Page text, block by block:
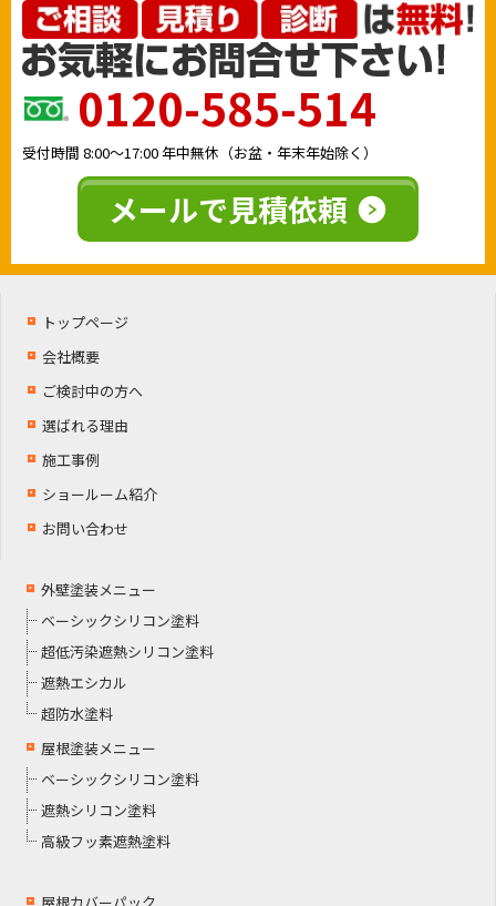
0120-585-514
受付時間 8:00〜17:00年中無休（お盆・年末年始除く）
メールで見積依頼
トップページ
会社概要
ご検討中の方へ
選ばれる理由
施工事例
ショールーム紹介
お問い合わせ
外壁塗装メニュー
ベーシックシリコン塗料
超低汚染遮熱シリコン塗料
遮熱エシカル
超防水塗料
屋根塗装メニュー
ベーシックシリコン塗料
遮熱シリコン塗料
高級フッ素遮熱塗料